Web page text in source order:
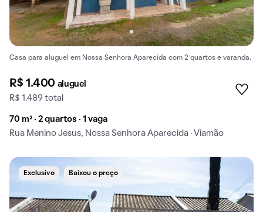
Casa para aluguel em Nossa Senhora Aparecida com 2 quartos e varanda.
R$ 1.400 aluguel
R$ 1.489 total
70 m² · 2 quartos · 1 vaga
Rua Menino Jesus, Nossa Senhora Aparecida · Viamão
Exclusivo Baixou o preço